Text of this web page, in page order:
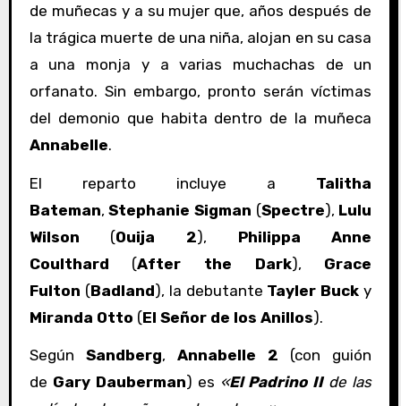
de muñecas y a su mujer que, años después de
la trágica muerte de una niña, alojan en su casa
a una monja y a varias muchachas de un
orfanato. Sin embargo, pronto serán víctimas
del demonio que habita dentro de la muñeca
Annabelle.
El reparto incluye a Talitha
Bateman,Stephanie Sigman (Spectre), Lulu
Wilson (Ouija 2), Philippa Anne
Coulthard (After the Dark), Grace
Fulton (Badland), la debutante Tayler Buck y
Miranda Otto (El Señor de los Anillos).
Según Sandberg, Annabelle 2 (con guión
de Gary Dauberman) es «El Padrino IIde las